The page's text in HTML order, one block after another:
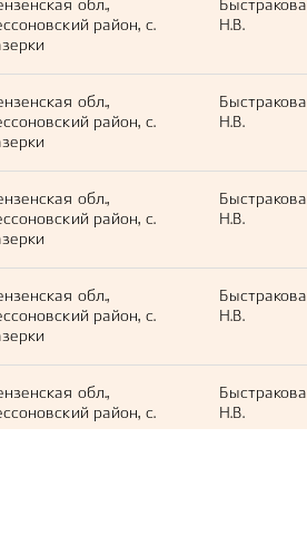
обл.,
район, с.
Быстракова
Н.В.
обл.,
район, с.
Быстракова
Н.В.
обл.,
район, с.
Быстракова
Н.В.
обл.,
район, с.
Быстракова
Н.В.
обл.,
район, с.
Быстракова
Н.В.